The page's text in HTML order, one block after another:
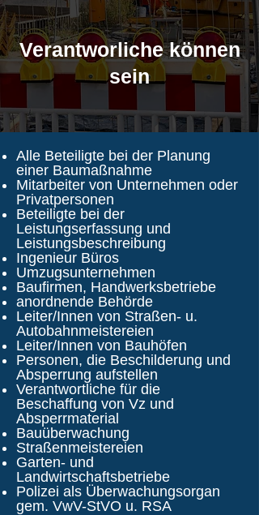
Verantworliche können
sein
Alle Beteiligte bei der Planung
einer Baumaßnahme
Mitarbeiter von Unternehmen oder
Privatpersonen
Beteiligte bei der
Leistungserfassung und
Leistungsbeschreibung
Ingenieur Büros
Umzugsunternehmen
Baufirmen, Handwerksbetriebe
anordnende Behörde
Leiter/Innen von Straßen- u.
Autobahnmeistereien
Leiter/Innen von Bauhöfen
Personen, die Beschilderung und
Absperrung aufstellen
Verantwortliche für die
Beschaffung von Vz und
Absperrmaterial
Bauüberwachung
Straßenmeistereien
Garten- und
Landwirtschaftsbetriebe
Polizei als Überwachungsorgan
gem. VwV-StVO u. RSA